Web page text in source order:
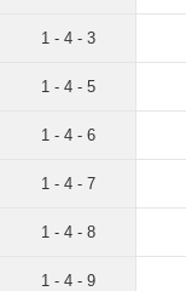
1 - 4 - 3
1 - 4 - 5
1 - 4 - 6
1 - 4 - 7
1 - 4 - 8
1 - 4 - 9